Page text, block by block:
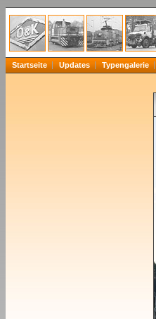
Startseite Updates Typengalerie